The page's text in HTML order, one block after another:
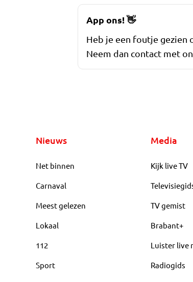
App ons!👋
Heb je een foutje gezien
Neem dan contact met
Nieuws
Net binnen
Carnaval
Meest gelezen
Lokaal
112
Sport
Media
Kijk live TV
TV gemist
Brabant+
Luister live
Radiogids